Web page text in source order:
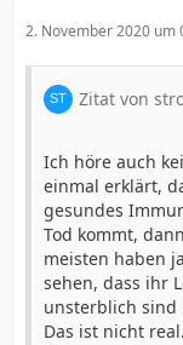
2. November 2020 um
Zitat von
Ich höre auch
einmal erklärt,
gesundes
Tod kommt,
meisten haben
sehen, dass ihr
unsterblich sind
Das ist nicht